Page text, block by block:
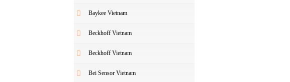
Baykee Vietnam
Beckhoff Vietnam
Beckhoff Vietnam
Bei Sensor Vietnam